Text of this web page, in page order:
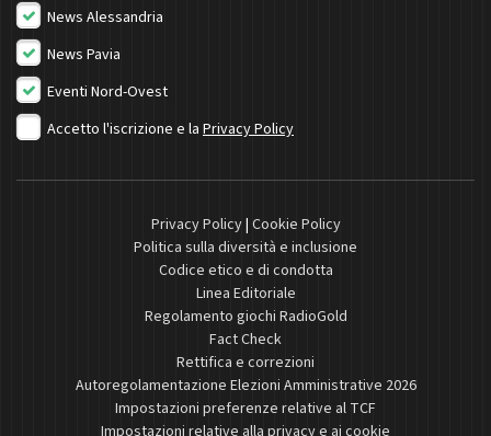
News Alessandria
News Pavia
Eventi Nord-Ovest
Accetto l'iscrizione e la Privacy Policy
Privacy Policy| Cookie Policy
Politica sulla diversità e inclusione
Codice etico e di condotta
Linea Editoriale
Regolamento giochi RadioGold
Fact Check
Rettifica e correzioni
Autoregolamentazione Elezioni Amministrative 2026
Impostazioni preferenze relative al TCF